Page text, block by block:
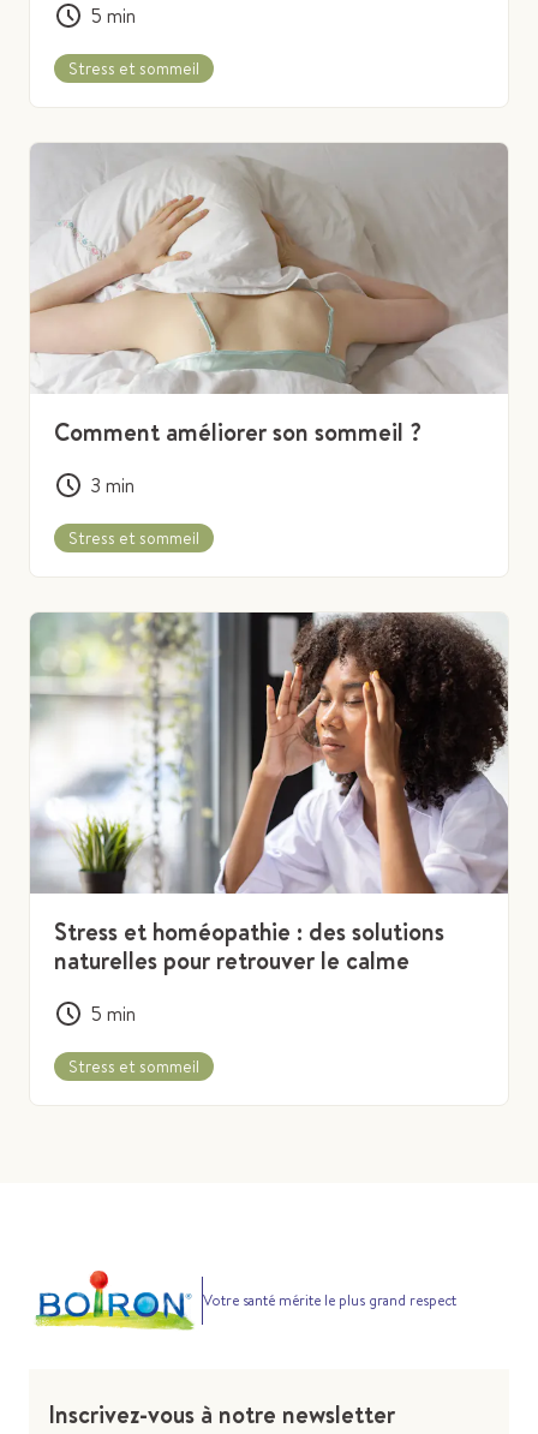
5 min
Stress et sommeil
Comment améliorer son sommeil ?
3 min
Stress et sommeil
Stress et homéopathie : des solutions
naturelles pour retrouver le calme
5 min
Stress et sommeil
Votre santé mérite le plus grand respect
Inscrivez-vous à notre newsletter